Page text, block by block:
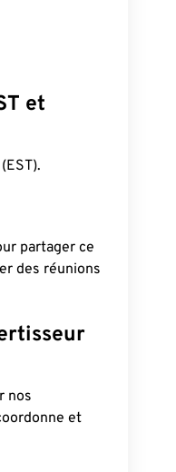
et
partager ce
des réunions
nos
et